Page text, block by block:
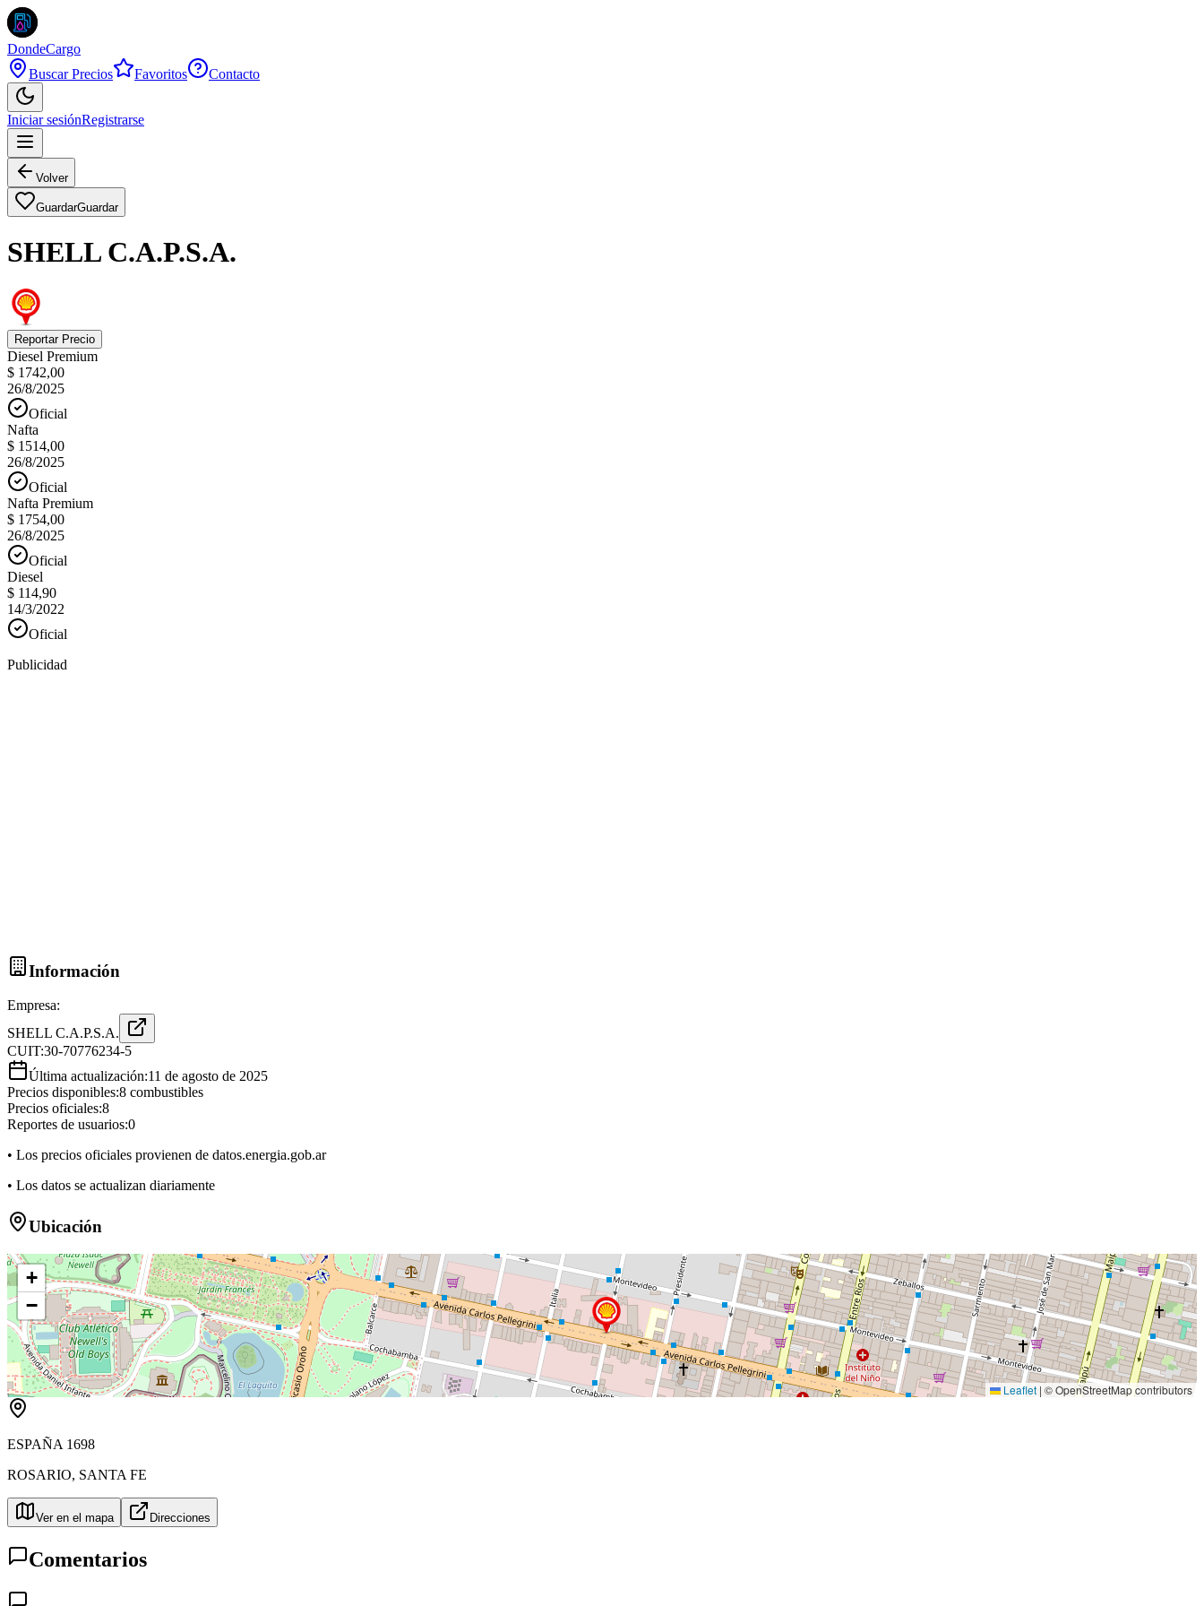
DondeCargo
Buscar Precios
Favoritos Contacto
Iniciar sesiónRegistrarse
Volver
GuardarGuardar
SHELL C.A.P.S.A.
Reportar Precio
Diesel Premium
$ 1742,00
26/8/2025
Oficial
Nafta
$ 1514,00
26/8/2025
Oficial
Nafta Premium
$ 1754,00
26/8/2025
Oficial
Diesel
$ 114,90
14/3/2022
Oficial
Publicidad
Información
Empresa:
SHELL C.A.P.S.A.
CUIT:30-70776234-5
Última actualización:11 de agosto de 2025
Precios disponibles:8 combustibles
Precios oficiales:8
Reportes de usuarios:0
• Los precios oficiales provienen de datos.energia.gob.ar
• Los datos se actualizan diariamente
Ubicación
+
−
Leaflet | © OpenStreetMap contributors
ESPAÑA 1698
ROSARIO, SANTA FE
Ver en el mapa Direcciones
Comentarios